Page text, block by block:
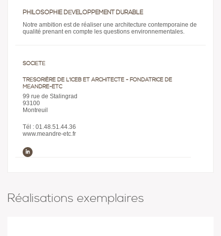
PHILOSOPHIE DÉVELOPPEMENT DURABLE
Notre ambition est de réaliser une architecture contemporaine de
qualité prenant en compte les questions environnementales.
SOCIÉTÉ
TRÉSORIÈRE DE L'ICEB ET ARCHITECTE - FONDATRICE DE
MÉANDRE-ETC
99 rue de Stalingrad
93100
Montreuil
Tél : 01.48.51.44.36
www.meandre-etc.fr
Réalisations exemplaires